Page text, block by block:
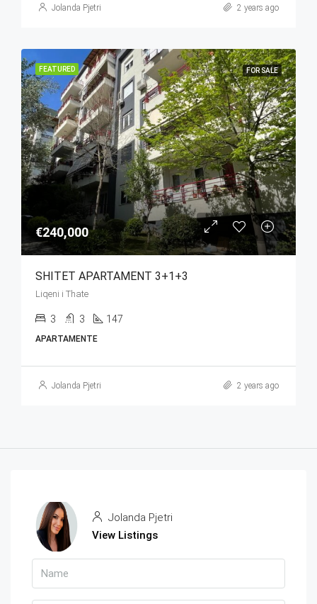
Jolanda Pjetri 2 years ago
FEATURED FOR SALE
€240,000
SHITET APARTAMENT 3+1+3
Liqeni i Thate
3 3 147
APARTAMENTE
Jolanda Pjetri 2 years ago
Jolanda Pjetri
View Listings